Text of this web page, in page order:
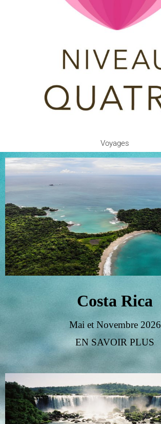
Voyages
Costa Rica
Mai et Novembre 2026
EN SAVOIR PLUS